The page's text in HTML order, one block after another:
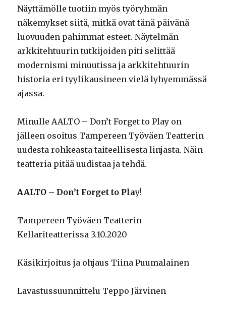
Näyttämölle tuotiin myös työryhmän
näkemykset siitä, mitkä ovat tänä päivänä
luovuuden pahimmat esteet. Näytelmän
arkkitehtuurin tutkijoiden piti selittää
modernismi minuutissa ja arkkitehtuurin
historia eri tyylikausineen vielä lyhyemmässä
ajassa.
Minulle AALTO – Don’t Forget to Play on
jälleen osoitus Tampereen Työväen Teatterin
uudesta rohkeasta taiteellisesta linjasta. Näin
teatteria pitää uudistaa ja tehdä.
AALTO – Don’t Forget to Play!
Tampereen Työväen Teatterin
Kellariteatterissa 3.10.2020
Käsikirjoitus ja ohjaus Tiina Puumalainen
Lavastussuunnittelu Teppo Järvinen